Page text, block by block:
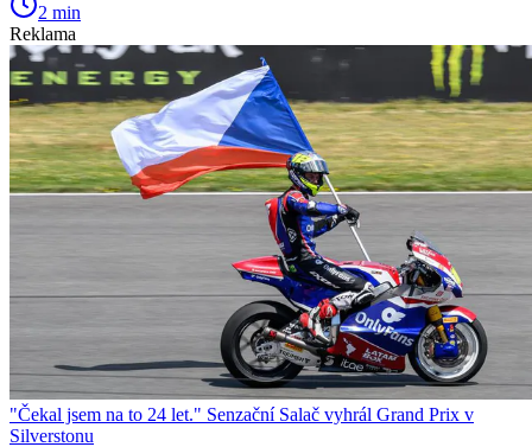
2 min
Reklama
"Čekal jsem na to 24 let." Senzační Salač vyhrál Grand Prix v
Silverstonu